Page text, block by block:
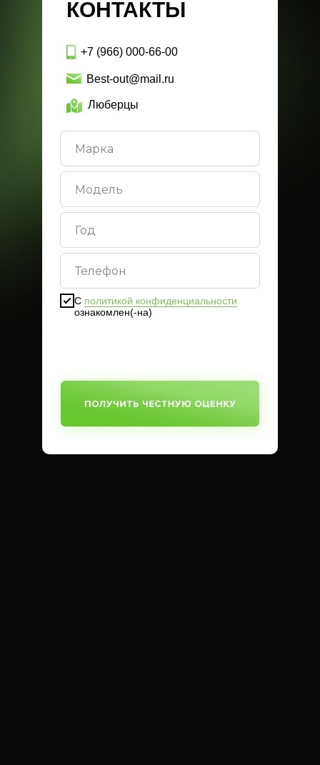
Best-out@mail.ru
Люберцы
+7 (966) 000-66-00
С политикой конфиденциальности
ознакомлен(-на)
КОНТАКТЫ